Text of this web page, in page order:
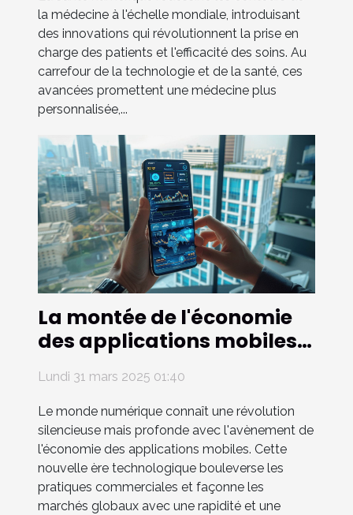
la médecine à l'échelle mondiale, introduisant
des innovations qui révolutionnent la prise en
charge des patients et l'efficacité des soins. Au
carrefour de la technologie et de la santé, ces
avancées promettent une médecine plus
personnalisée,...
La montée de l'économie
des applications mobiles
et son influence sur les
marchés globaux
Lundi 31 mars 2025 01:40
Le monde numérique connaît une révolution
silencieuse mais profonde avec l'avènement de
l'économie des applications mobiles. Cette
nouvelle ère technologique bouleverse les
pratiques commerciales et façonne les
marchés globaux avec une rapidité et une